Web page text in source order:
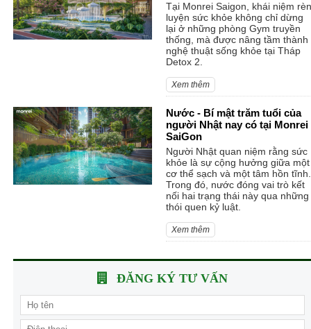
Tại Monrei Saigon, khái niệm rèn
luyện sức khỏe không chỉ dừng
lại ở những phòng Gym truyền
thống, mà được nâng tầm thành
nghệ thuật sống khỏe tại Tháp
Detox 2.
Xem thêm
Nước - Bí mật trăm tuổi của
người Nhật nay có tại Monrei
SaiGon
Người Nhật quan niệm rằng sức
khỏe là sự cộng hưởng giữa một
cơ thể sạch và một tâm hồn tĩnh.
Trong đó, nước đóng vai trò kết
nối hai trạng thái này qua những
thói quen kỷ luật.
Xem thêm
ĐĂNG KÝ TƯ VẤN